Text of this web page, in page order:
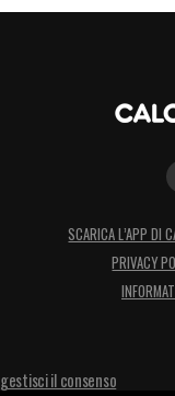
SCARICA L’APP DI
PRIVACY
gestisci il consenso